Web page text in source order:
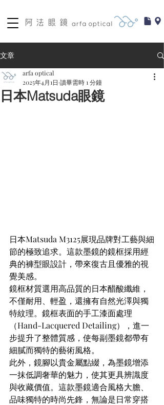
文章
日本Matsuda眼鏡
arfa optical
2025年4月1日 讀畢需時 1 分鐘
日本Matsuda M3125展現品牌對工藝與細
節的極致追求。這款墨鏡的鏡框採用經
典的褲型眼設計，帶來復古且優雅的視
覺美感。
鏡框材質選用高品質的日本醋酸纖維，
不僅耐用、輕盈，還擁有自然光澤與獨
特紋理。鏡框表面的手工漆面處理
（Hand-Lacquered Detailing），進一
步提升了整體質感，使每副墨鏡都帶有
細膩而獨特的藝術風格。
此外，鏡腳以貴金屬點綴，為墨鏡增添
一抹低調奢華的魅力，使其更具辨識度
與收藏價值。這款墨鏡適合風格大膽、
品味獨特的時尚先鋒，無論是日常穿搭